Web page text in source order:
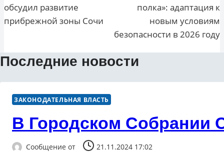
записям
обсудил развитие
прибрежной зоны Сочи
полка»: адаптация к
новым условиям
безопасности в 2026 году
Последние новости
ЗАКОНОДАТЕЛЬНАЯ ВЛАСТЬ
В Городском Собрании
Сообщение от 21.11.2024 17:02